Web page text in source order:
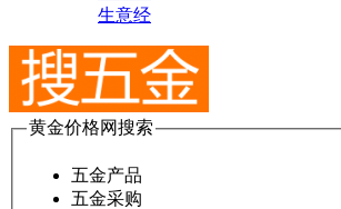
生意经
黄金价格网搜索
五金产品
五金采购